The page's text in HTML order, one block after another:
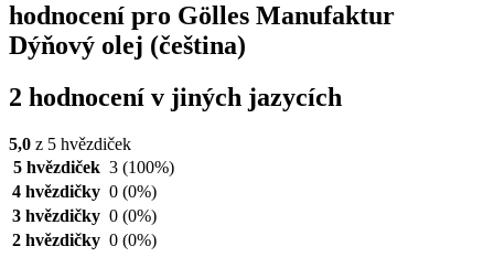
hodnocení pro Gölles Manufaktur
Dýňový olej (čeština)
2 hodnocení v jiných jazycích
5,0 z 5 hvězdiček
5 hvězdiček 3 (100%)
4 hvězdičky 0 (0%)
3 hvězdičky 0 (0%)
2 hvězdičky 0 (0%)